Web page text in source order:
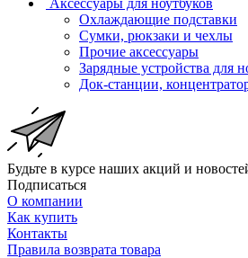
Охлаждающие подставки
Сумки, рюкзаки и чехлы
Прочие аксессуары
Зарядные устройства для
Док-станции,
Будьте в курсе наших акций и
Подписаться
О компании
Как купить
Контакты
Правила возврата товара